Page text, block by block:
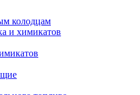
колодцам
и химикатов